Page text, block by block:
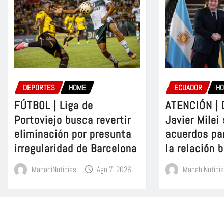
DEPORTES HOME
FÚTBOL | Liga de
Portoviejo busca revertir
eliminación por presunta
irregularidad de Barcelona
ManabiNoticias Ago 7, 2026
ECUADOR
ATENCIÓN
Javier Milei
acuerdos
la relación